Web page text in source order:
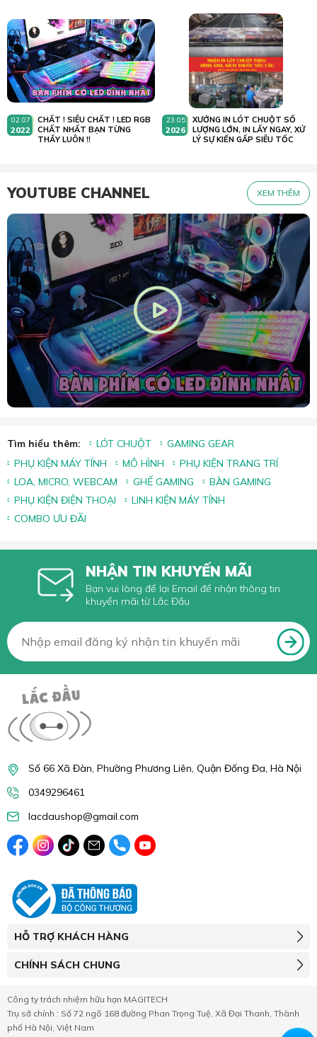
02.07
2022
CHẤT ! SIÊU CHẤT ! LED RGB
CHẤT NHẤT BẠN TỪNG
THẤY LUÔN !!
23.05
2026
XƯỞNG IN LÓT CHUỘT SỐ
LƯỢNG LỚN, IN LẤY NGAY, XỬ
LÝ SỰ KIẾN GẤP SIÊU TỐC
YOUTUBE CHANNEL XEM THÊM
Tìm hiểu thêm: LÓT CHUỘT
GAMING GEAR
PHỤ KIỆN MÁY TÍNH
MÔ HÌNH
PHỤ KIỆN TRANG TRÍ
LOA, MICRO, WEBCAM
GHẾ GAMING
BÀN GAMING
PHỤ KIỆN ĐIỆN THOẠI
LINH KIỆN MÁY TÍNH
COMBO ƯU ĐÃI
NHẬN TIN KHUYẾN MÃI
Bạn vui lòng để lại Email để nhận thông tin
khuyến mãi từ Lắc Đầu
Số 66 Xã Đàn, Phường Phương Liên, Quận Đống Đa, Hà Nội
0349296461
lacdaushop@gmail.com
HỖ TRỢ KHÁCH HÀNG
CHÍNH SÁCH CHUNG
Công ty trách nhiệm hữu hạn MAGITECH
Trụ sở chính : Số 72 ngõ 168 đường Phan Trọng Tuệ, Xã Đại Thanh, Thành
phố Hà Nội, Việt Nam